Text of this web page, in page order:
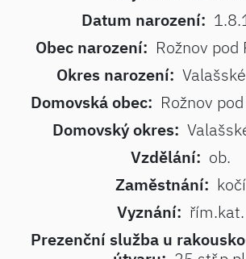
Datum narození:
Obec narození: Rožnov pod
Okres narození:
Domovská obec: Rožnov
Domovský okres:
Vzdělání: ob.
Zaměstnání: kočí
Vyznání: řím.kat.
Prezenční služba u